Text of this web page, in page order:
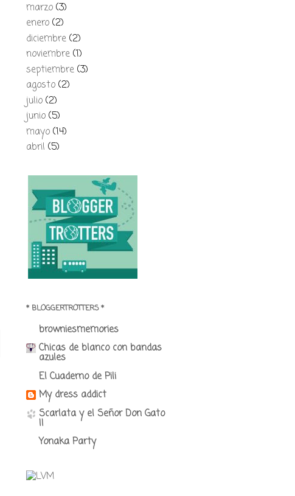
marzo (3)
enero (2)
diciembre (2)
noviembre (1)
septiembre (3)
agosto (2)
julio (2)
junio (5)
mayo (14)
abril (5)
* BLOGGERTROTTERS *
browniesmemories
Chicas de blanco con bandas
azules
El Cuaderno de Pili
My dress addict
Scarlata y el Señor Don Gato
II
Yonaka Party